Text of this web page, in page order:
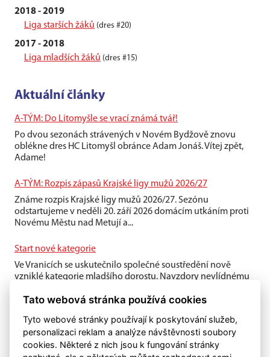
2018 - 2019
Liga starších žáků (dres #20)
2017 - 2018
Liga mladších žáků (dres #15)
Aktuální články
A-TÝM: Do Litomyšle se vrací známá tvář!
Po dvou sezonách strávených v Novém Bydžově znovu
oblékne dres HC Litomyšl obránce Adam Jonáš. Vítej zpět,
Adame!
A-TÝM: Rozpis zápasů Krajské ligy mužů 2026/27
Známe rozpis Krajské ligy mužů 2026/27. Sezónu
odstartujeme v neděli 20. září 2026 domácím utkáním proti
Novému Městu nad Metují a...
Start nové kategorie
Ve Vranicích se uskutečnilo společné soustředění nově
vzniklé kategorie mladšího dorostu. Navzdory nevlídnému
Tato webová stránka používá cookies
Tyto webové stránky používají k poskytování služeb,
personalizaci reklam a analýze návštěvnosti soubory
cookies. Některé z nich jsou k fungování stránky